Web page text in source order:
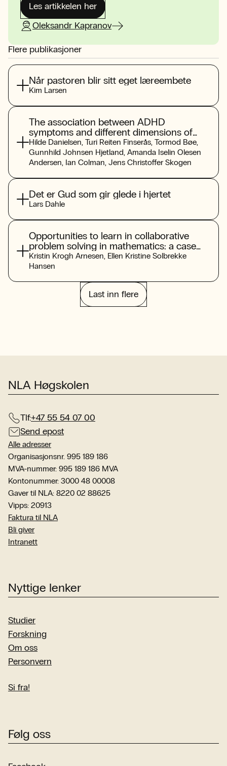
Les artikkelen her
Oleksandr Kapranov
Flere publikasjoner
Når pastoren blir sitt eget læreembete
Kim Larsen
The association between ADHD
symptoms and different dimensions of
problematic use of social media among
adolescent: results from the
“LifeOnSoMe”-study
Hilde Danielsen, Turi Reiten Finserås, Tormod Bøe,
Gunnhild Johnsen Hjetland, Amanda Iselin Olesen
Andersen, Ian Colman, Jens Christoffer Skogen
Det er Gud som gir glede i hjertet
Lars Dahle
Opportunities to learn in collaborative
problem solving in mathematics: a case
study of shared reasoning and agency
Kristin Krogh Arnesen, Ellen Kristine Solbrekke
Hansen
Last inn flere
NLA Høgskolen
Tlf:+47 55 54 07 00
Send epost
Alle adresser
Organisasjonsnr. 995 189 186
MVA-nummer: 995 189 186 MVA
Kontonummer: 3000 48 00008
Gaver til NLA: 8220 02 88625
Vipps: 20913
Faktura til NLA
Bli giver
Intranett
Nyttige lenker
Studier
Forskning
Om oss
Personvern
Si fra!
Følg oss